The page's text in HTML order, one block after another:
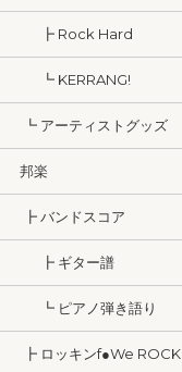
┣ Rock Hard
┗ KERRANG!
┗ アーティストグッズ
邦楽
┣ バンドスコア
┣ ギター譜
┗ ピアノ弾き語り
┣ ロッキンf●We ROCK